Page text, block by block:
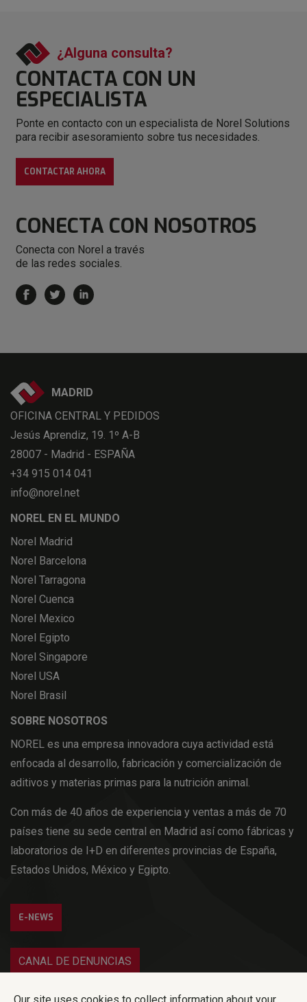
¿Alguna consulta?
CONTACTA CON UN
ESPECIALISTA
Ponte en contacto con un especialista de Norel Solutions
para recibir asesoramiento sobre tus necesidades.
CONTACTAR AHORA
CONECTA CON NOSOTROS
Conecta con Norel a través
de las redes sociales.
MADRID
OFICINA CENTRAL Y PEDIDOS
Jesús Aprendiz, 19. 1º A-B
28007 - Madrid - ESPAÑA
+34 915 014 041
info@norel.net
NOREL EN EL MUNDO
Norel Madrid
Norel Barcelona
Norel Tarragona
Norel Cuenca
Norel Mexico
Norel Egipto
Norel Singapore
Norel USA
Norel Brasil
SOBRE NOSOTROS
NOREL es una empresa innovadora cuya actividad está
enfocada al desarrollo, fabricación y comercialización de
aditivos y materias primas para la nutrición animal.
Con más de 40 años de experiencia y ventas a más de 70
países tiene su sede central en Madrid así como fábricas y
laboratorios de I+D en diferentes provincias de España,
Estados Unidos, México y Egipto.
E-NEWS
CANAL DE DENUNCIAS
Iniciar sesión